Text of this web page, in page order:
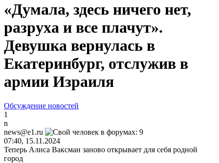
«Думала, здесь ничего нет,
разруха и все плачут».
Девушка вернулась в
Екатеринбург, отслужив в
армии Израиля
Обсуждение новостей
1
n
news@e1.ru
07:40, 15.11.2024
Теперь Алиса Ваксман заново открывает для себя родной
город